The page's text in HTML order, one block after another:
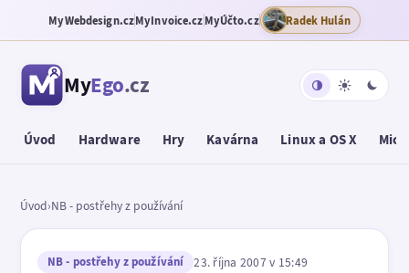
MyWebdesign.czMyInvoice.czMyÚčto.cz Radek Hulán
MyEgo.cz
Úvod Hardware Hry Kavárna Linux a OS X
Úvod›NB - postřehy z používání
NB - postřehy z používání
23. října 2007 v 15:49